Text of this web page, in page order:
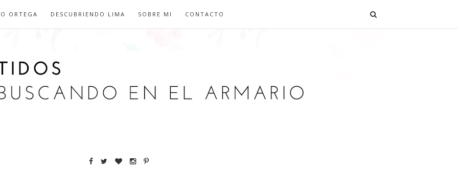
ORTEGA DESCUBRIENDO LIMA SOBRE MI CONTACTO